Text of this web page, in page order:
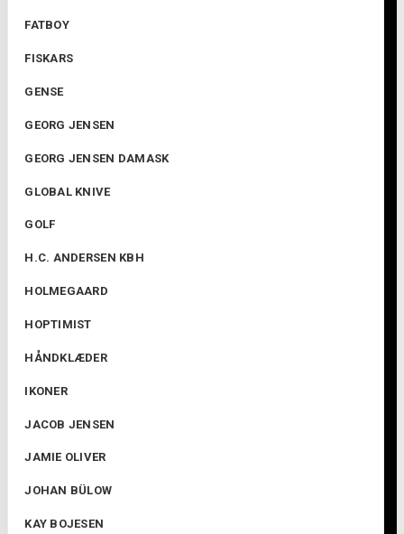
FATBOY
FISKARS
GENSE
GEORG JENSEN
GEORG JENSEN DAMASK
GLOBAL KNIVE
GOLF
H.C. ANDERSEN KBH
HOLMEGAARD
HOPTIMIST
HÅNDKLÆDER
IKONER
JACOB JENSEN
JAMIE OLIVER
JOHAN BÜLOW
KAY BOJESEN